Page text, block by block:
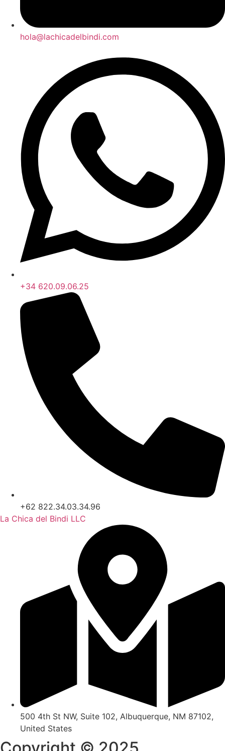
hola@lachicadelbindi.com
+34 620.09.06.25
+62 822.34.03.34.96
La Chica del Bindi LLC
500 4th St NW, Suite 102, Albuquerque, NM 87102,
United States